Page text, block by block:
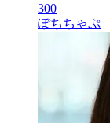
300
ぽちちゃぷ